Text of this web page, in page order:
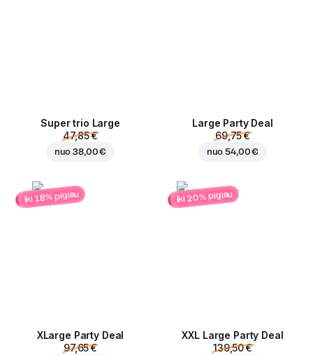
Super trio Large
47,85 €
nuo38,00 €
Large Party Deal
69,75 €
nuo54,00 €
iki 18% pigiau
ХLarge Party Deal
97,65 €
iki 20% pigiau
XXL Large Party Deal
139,50 €